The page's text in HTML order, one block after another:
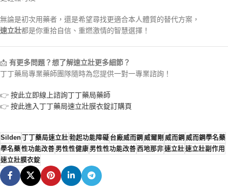
無論是初次用藥者，還是希望尋找更適合本人體質的替代方案，
速立壯都是你重拾自信、重燃激情的智慧選擇！
📩 有更多問題？想了解速立壯更多細節？
丁丁藥局專業藥師團隊隨時為您提供一對一專業諮詢！
👉 按此立即線上諮詢丁丁藥局藥師
👉 按此進入丁丁藥局速立壯膜衣錠訂購頁
Silden丁丁藥局速立壯勃起功能障礙台廠威而鋼 威爾剛 威而鋼 威而鋼學名藥
學名藥性功能改善男性性健康男性性功能改善西地那非速立壯速立壯副作用
速立壯膜衣錠